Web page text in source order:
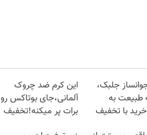
جلبک،
طبیعت به
با تخفیف
این کرم ضد چروک
آلمانی،جای بوتاکس رو
برات پر میکنه!تخفیف